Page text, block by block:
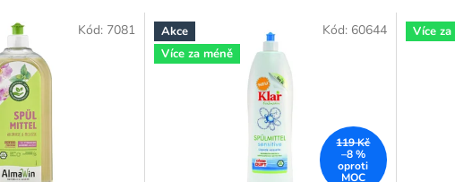
Kód: 7081
Akce
Více za méně
119 Kč
–8 %
Kód: 60644 Více za